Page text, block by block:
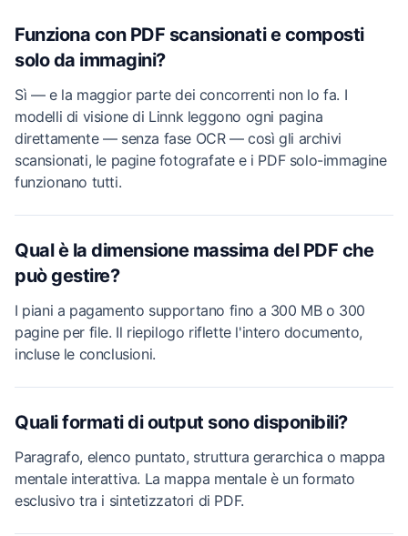
Funziona con PDF scansionati e composti
solo da immagini?
Sì — e la maggior parte dei concorrenti non lo fa. I
modelli di visione di Linnk leggono ogni pagina
direttamente — senza fase OCR — così gli archivi
scansionati, le pagine fotografate e i PDF solo-immagine
funzionano tutti.
Qual è la dimensione massima del PDF che
può gestire?
I piani a pagamento supportano fino a 300 MB o 300
pagine per file. Il riepilogo riflette l'intero documento,
incluse le conclusioni.
Quali formati di output sono disponibili?
Paragrafo, elenco puntato, struttura gerarchica o mappa
mentale interattiva. La mappa mentale è un formato
esclusivo tra i sintetizzatori di PDF.